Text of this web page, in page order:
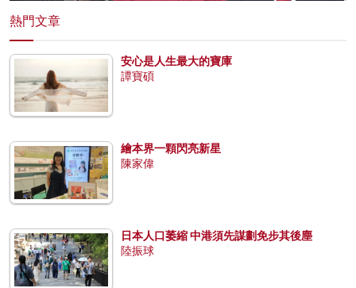
熱門文章
安心是人生最大的寶庫
譚寶碩
繪本界一顆閃亮新星
陳家偉
日本人口萎縮 中港須先謀劃免步其後塵
陸振球